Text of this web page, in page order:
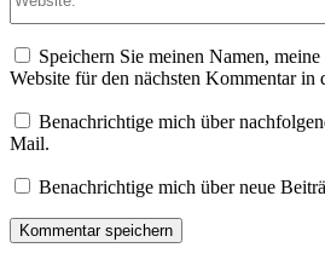
Speichern Sie meinen Namen,
Website für den nächsten Kommentar in
Benachrichtige mich über
Mail.
Benachrichtige mich über neue